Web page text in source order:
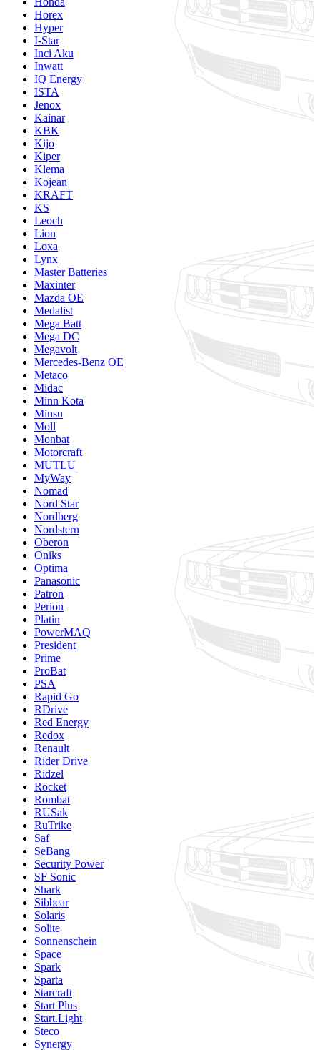
Horex
Hyper
I-Star
Inci Aku
Inwatt
IQ Energy
ISTA
Jenox
Kainar
KBK
Kijo
Kiper
Klema
Kojean
KRAFT
KS
Leoch
Lion
Loxa
Lynx
Master Batteries
Maxinter
Mazda OE
Medalist
Mega Batt
Mega DC
Megavolt
Mercedes-Benz OE
Metaco
Midac
Minn Kota
Minsu
Moll
Monbat
Motorcraft
MUTLU
MyWay
Nomad
Nord Star
Nordberg
Nordstern
Oberon
Oniks
Optima
Panasonic
Patron
Perion
Platin
PowerMAQ
President
Prime
ProBat
PSA
Rapid Go
RDrive
Red Energy
Redox
Renault
Rider Drive
Ridzel
Rocket
Rombat
RUSak
RuTrike
Saf
SeBang
Security Power
SF Sonic
Shark
Sibbear
Solaris
Solite
Sonnenschein
Space
Spark
Sparta
Starcraft
Start Plus
Start.Light
Steco
Synergy